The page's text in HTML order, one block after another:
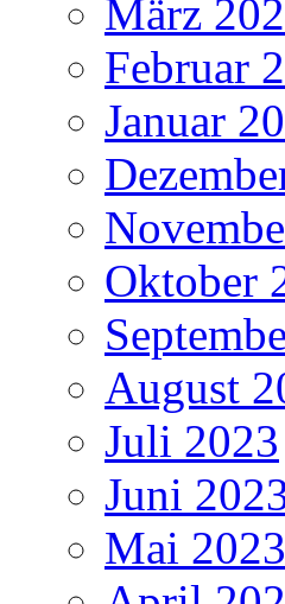
März
Februar
Januar
Oktober
August
Juli 2023
Juni
Mai 2023